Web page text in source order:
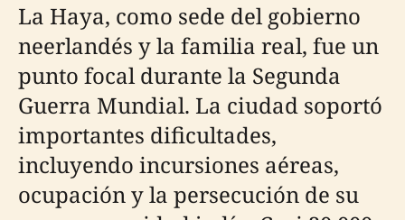
La Haya, como sede del gobierno
neerlandés y la familia real, fue un
punto focal durante la Segunda
Guerra Mundial. La ciudad soportó
importantes dificultades,
incluyendo incursiones aéreas,
ocupación y la persecución de su